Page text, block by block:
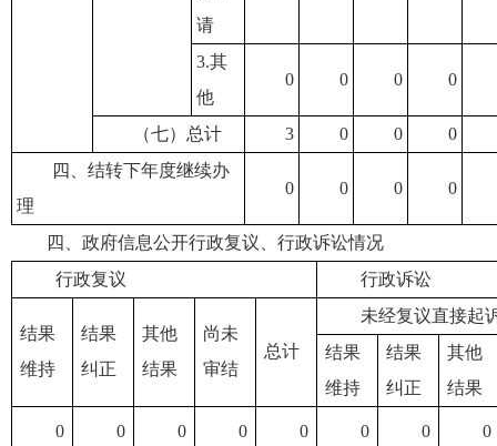
请
3.其
他
0 0 0 0
（七）总计 3 0 0
0
四、结转下年度继续办
理
0 0 0 0
四、政府信息公开行政复议、行政诉讼情况
行政复议
行政诉讼
结果
维持
结果
纠正
其他
结果
尚未
审结
总计
未经复议直接起
结果
维持
结果
纠正
其他
结果
0 0 0 0 0 0 0 0